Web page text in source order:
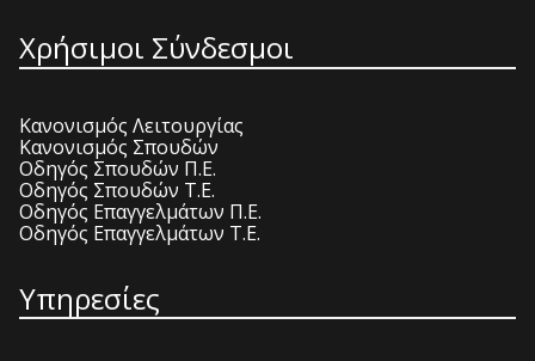
Χρήσιμοι Σύνδεσμοι
Κανονισμός Λειτουργίας
Κανονισμός Σπουδών
Οδηγός Σπουδών Π.Ε.
Οδηγός Σπουδών Τ.Ε.
Οδηγός Επαγγελμάτων Π.Ε.
Οδηγός Επαγγελμάτων Τ.Ε.
Υπηρεσίες